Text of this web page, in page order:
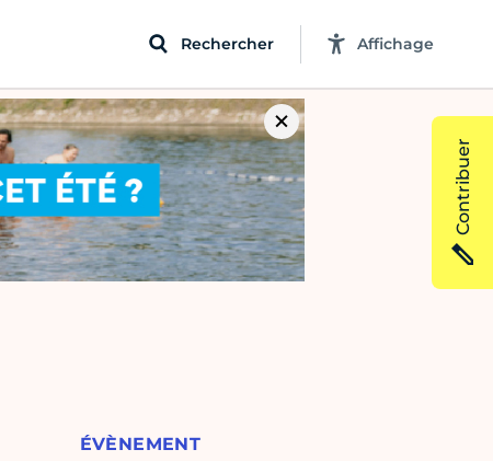
Rechercher Affichage
ÉVÈNEMENT
Contribuer